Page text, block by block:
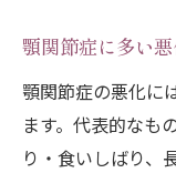
顎関節症に多い
顎関節症の悪化に
ます。代表的なも
り・食いしばり、